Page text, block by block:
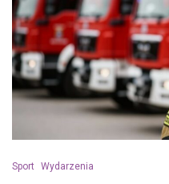
Sport Wydarzenia